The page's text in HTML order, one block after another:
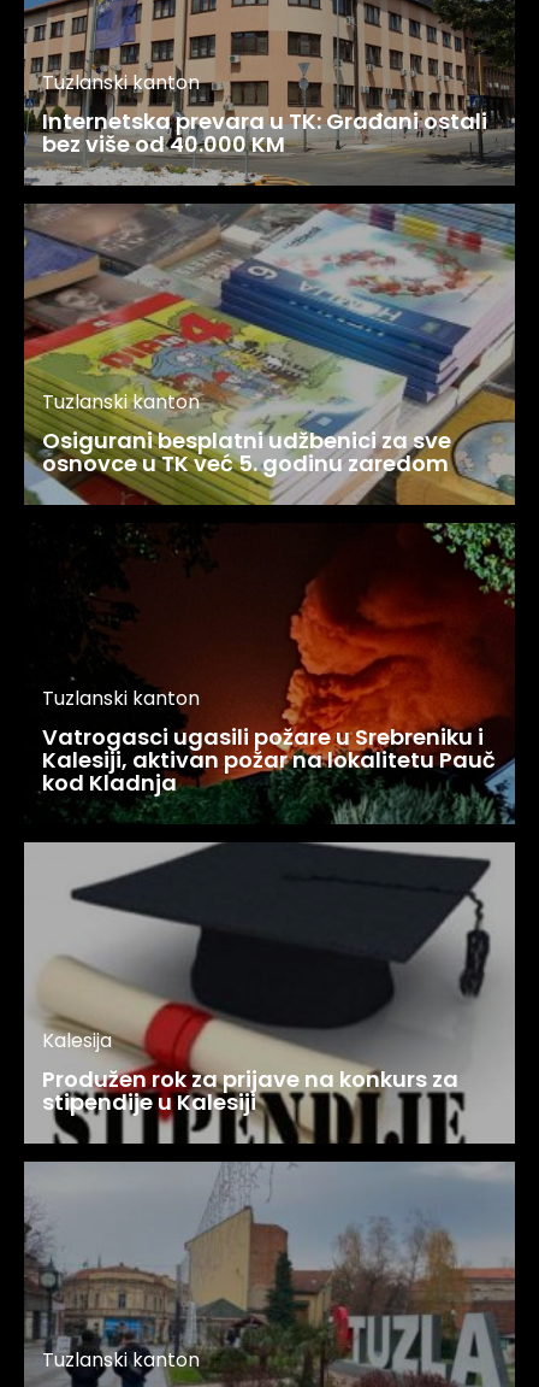
Tuzlanski kanton
Internetska prevara u TK: Građani ostali
bez više od 40.000 KM
Tuzlanski kanton
Osigurani besplatni udžbenici za sve
osnovce u TK već 5. godinu zaredom
Tuzlanski kanton
Vatrogasci ugasili požare u Srebreniku i
Kalesiji, aktivan požar na lokalitetu Pauč
kod Kladnja
Kalesija
Produžen rok za prijave na konkurs za
stipendije u Kalesiji
Tuzlanski kanton